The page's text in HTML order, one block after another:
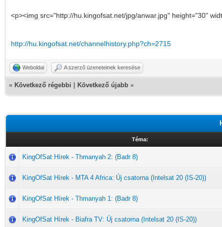
<p><img src="http://hu.kingofsat.net/jpg/anwar.jpg" height="30"
http://hu.kingofsat.net/channelhistory.php?ch=2715
Weboldal A szerző üzeneteinek keresése
« Következő régebbi Következő újabb »
Téma:
KingOfSat Hírek - Thmanyah 2: (Badr 8)
KingOfSat Hírek - MTA 4 Africa: Új csatorna (Intelsat 20 (IS-20))
KingOfSat Hírek - Thmanyah 1: (Badr 8)
KingOfSat Hírek - Biafra TV: Új csatorna (Intelsat 20 (IS-20))